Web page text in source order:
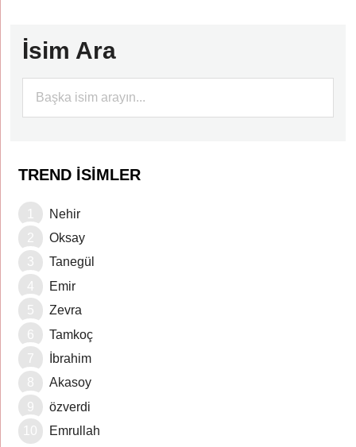
İsim Ara
TREND İSIMLER
Nehir
Oksay
Tanegül
Emir
Zevra
Tamkoç
İbrahim
Akasoy
özverdi
Emrullah